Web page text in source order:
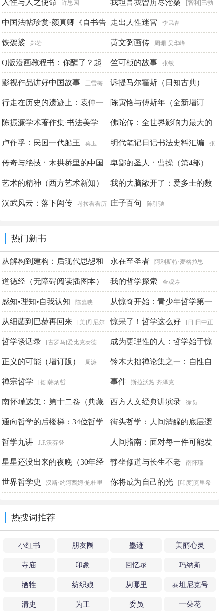
人性与人之使命 许思园 我坦言我曾历尽沧桑 [智利]巴勃
罗·聂鲁达 著刘京胜 译
中国法帖珍赏·颜真卿《自书告
身帖》 上海书画出版社
走出人性迷宫 李民春
铁袈裟 郑岩 黄文弼画传 周珊 吴华峰
Q版漫画教程书：你醒了？起
来画画吧！ 松子 绘月工坊
竺可桢的故事 张敏
影视作品讲好中国故事 王雪梅
郝雯婧
诉提马尔霍斯（日知古典）
（电子版本非拉—汉对照版）
埃斯奇奈斯
行走在历史的遗迹上：袁仲一
传 郭梅 傅益萍
陈寅恪与傅斯年（全新增订
版） 岳南
陈振濂学术著作集·书法美学
陈振濂
佛陀传：全世界影响力最大的
佛陀传记 一行禅师
卢作孚：民国一代船王 莫玉 明代笔记日记书法史料汇编 张
小庄
传奇与绝技：木拱桥里的中国
营造智慧 刘妍
卑鄙的圣人：曹操（第4部）
王晓磊
艺术的精神（西方艺术新知）
罗伯特·亨莱
我的大脑敞开了：爱多士的数
学之旅 布鲁斯·谢克特
汉武风云：落下闳传 考拉看看历 庄子百句 陈引驰
热门新书
从解构到建构：后现代思想和
理论的系谱研究 张良丛
永在至圣者 阿利斯特·麦格拉思
道德经（无障碍阅读插图本）
[春秋]老子
我的哲学探索 金观涛
感知•理知•自我认知 陈嘉映 从惊奇开始：青少年哲学第一
课 刘擎 等
从细菌到巴赫再回来 [美]丹尼尔·
丹尼特
惊呆了！哲学这么好 [日]田中正
人
哲学谈话录 [古罗马]爱比克泰德 成为更理性的人：哲学始于惊
诧 张新刚
正义的可能（增订版） 周濂 铃木大拙禅论集之一：自性自
见 [日]铃木大拙
禅宗哲学 [德]韩炳哲 事件 斯拉沃热·齐泽克
南怀瑾选集：第十二卷（典藏
版） 南怀瑾著述
西方人文经典讲演录 徐贲
通向哲学的后楼梯：34位哲学
家的思想和生平 [德]威廉·魏施德
街头哲学：人间清醒的底层逻
辑与顶层认知（心悦读丛书）
爱德华多·芬特
哲学九讲 J.F.沃芬登 人间指南：面对每一件可能发
生事情的哲学解答 [英]朱利安·巴
吉尼 [英]安东尼娅·麦卡洛
星星还没出来的夜晚（30年经
典获奖绘本，被翻译成13种语
静坐修道与长生不老 南怀瑾
世界哲学史 汉斯·约阿西姆·施杜里 你将成为自己的光 [印度]克里希
热搜词推荐
小红书 朋友圈 墨迹 美丽心灵
寺庙 印象 回忆录 玛纳斯
牺牲 纺织娘 从哪里 泰坦尼克号
清史 为王 委员 一朵花